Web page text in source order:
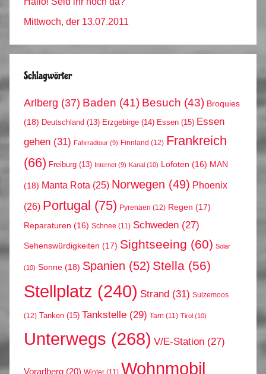
Mittwoch, der 13.07.2011
Schlagwörter
Arlberg (37) Baden (41) Besuch (43) Broquies
(18) Deutschland (13) Erzgebirge (14) Essen (15) Essen
gehen (31) Fahrradtour (9) Finnland (12) Frankreich
(66) Freiburg (13) Internet (9) Kanal (10) Lofoten (16) MAN
(18) Manta Rota (25) Norwegen (49) Phoenix
(26) Portugal (75) Pyrenäen (12) Regen (17)
Reparaturen (16) Schnee (11) Schweden (27)
Sehenswürdigkeiten (17) Sightseeing (60) Solar
(10) Sonne (18) Spanien (52) Stella (56)
Stellplatz (240) Strand (31) Sulzemoos
(12) Tanken (15) Tankstelle (29) Tarn (11) Tirol (10)
Unterwegs (268) V/E-Station (27)
Vorarlberg (20) Winter (11) Wohnmobil